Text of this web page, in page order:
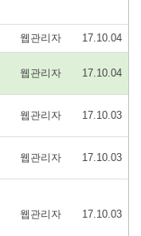
웹관리자 17.10.04
웹관리자 17.10.04
웹관리자 17.10.03
웹관리자 17.10.03
웹관리자 17.10.03